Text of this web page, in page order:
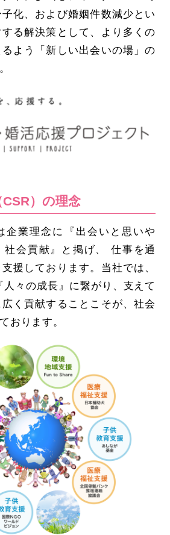
化、および婚姻件数減少とい
る解決策として、より多くの
よう「新しい出会いの場」の
）の理念
企業理念に『出会いと思いや
社会貢献』と掲げ、 仕事を通
援しております。当社では、
人々の成長』に繋がり、支えて
く貢献することこそが、社会
おります。